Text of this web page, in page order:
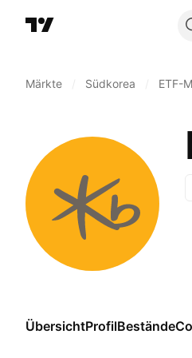
Märkte Südkorea ETF-
ÜbersichtProfilBestände